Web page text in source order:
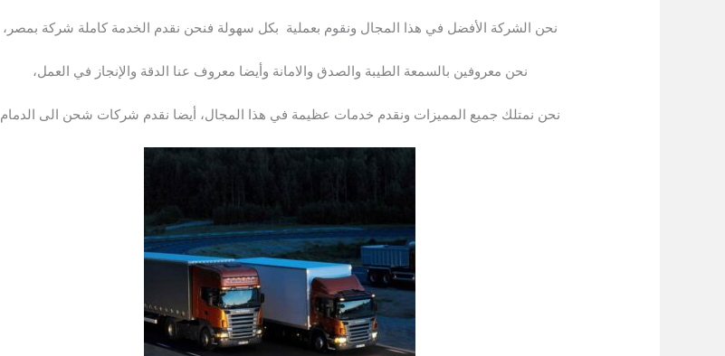
نحن الشركة الأفضل في هذا المجال ونقوم بعملية بكل سهولة فنحن نقدم الخدمة كاملة شركة بمصر،
نحن معروفين بالسمعة الطيبة والصدق والامانة وأيضا معروف عنا الدقة والإنجاز في العمل،
نحن نمتلك جميع المميزات ونقدم خدمات عظيمة في هذا المجال، أيضا نقدم شركات شحن الى الدمام